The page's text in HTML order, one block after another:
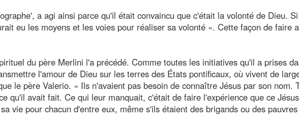
a agi ainsi parce qu'il était convaincu que c'était la volonté de Dieu. Si
eu les moyens et les voies pour réaliser sa volonté ». Cette façon de faire a
du père Merlini l'a précédé. Comme toutes les initiatives qu'il a prises
l'amour de Dieu sur les terres des États pontificaux, où vivent de
le père Valerio. « Ils n'avaient pas besoin de connaître Jésus par son nom.
qu'il avait fait. Ce qui leur manquait, c'était de faire l'expérience que ce
vie pour chacun d'entre eux, même s'ils étaient des brigands ou des